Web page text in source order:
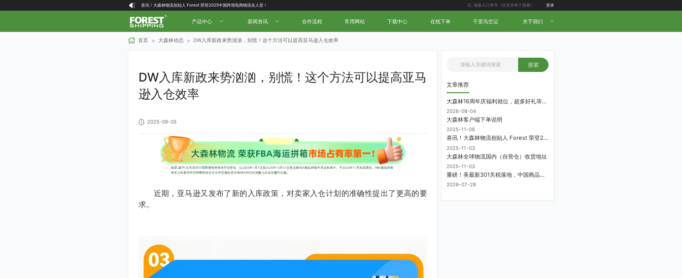
喜讯！大森林物流创始人 Forest 荣登2025中国跨境电商物流名人堂！
大森林全球物流国内（自营仓）收货地址
大森林16周年庆福利就位，超多好礼等你拿！
登录
产品中心 新闻资讯 合作流程 常用网站 下载中心 在线下单 千里鸟空运 关于我们
首页 > 大森林动态 > DW入库新政来势汹汹，别慌！这个方法可以提高亚马逊入仓效率
DW入库新政来势汹汹，别慌！这个方法可以提高亚马
逊入仓效率
2025-09-05
近期，亚马逊又发布了新的入库政策，对卖家入仓计划的准确性提出了更高的要
求。
搜索
文章推荐
大森林16周年庆福利就位，超多好礼等你拿！
2026-08-04
大森林客户端下单说明
2025-11-06
喜讯！大森林物流创始人 Forest 荣登2025中国跨境电商物流名人堂！
2025-11-03
大森林全球物流国内（自营仓）收货地址
2025-11-03
重磅！美最新301关税落地，中国商品加征12.5%！
2026-07-28